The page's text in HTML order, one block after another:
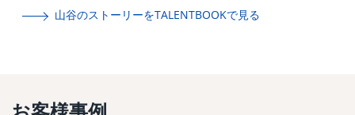
山谷のストーリーをTALENTBOOKで見る